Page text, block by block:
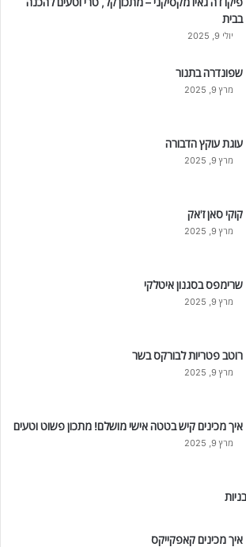
בבית
יולי 9, 2025
שפונדרה בתנור
מרץ 9, 2025
עוגת עוקץ הדבורה
מרץ 9, 2025
קוקי סאן ז'אק
מרץ 9, 2025
שרימפס בסגנון איטלקי
מרץ 9, 2025
רוטב פטריות לבורקס בשר
מרץ 9, 2025
איך מכינים קיש בטטה אישי מושלם! מתכון פשוט וטעים
מרץ 9, 2025
איך מכינים קאפקייקס